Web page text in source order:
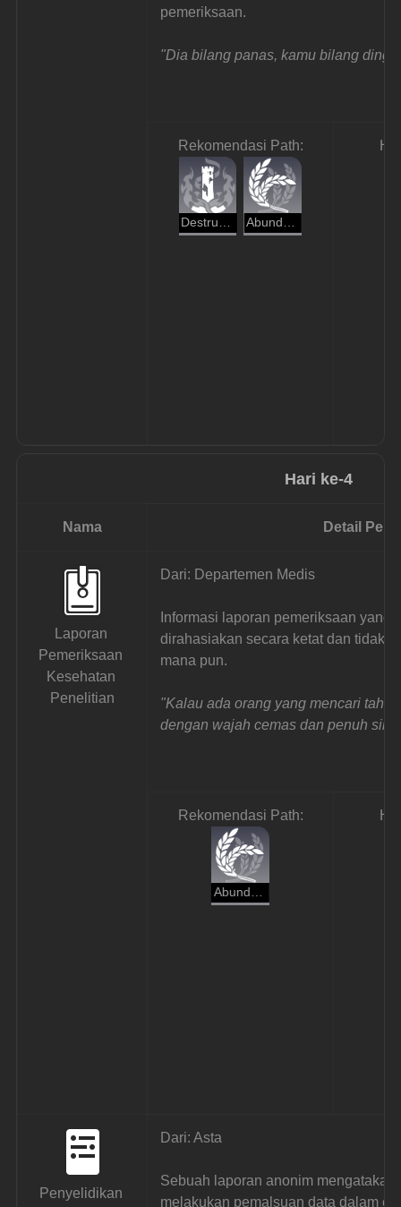
pemeriksaan.
"Dia bilang panas, kamu bilang
Rekomendasi Path:
Hari ke-4
Nama Detail
Laporan
Pemeriksaan
Kesehatan
Penelitian
Dari: Departemen Medis
Informasi laporan pemeriksaan yang
dirahasiakan secara ketat dan tidak
mana pun.
"Kalau ada orang yang mencari
dengan wajah cemas dan penuh
Rekomendasi Path:
Penyelidikan
Dari: Asta
Sebuah laporan anonim
melakukan pemalsuan data dalam